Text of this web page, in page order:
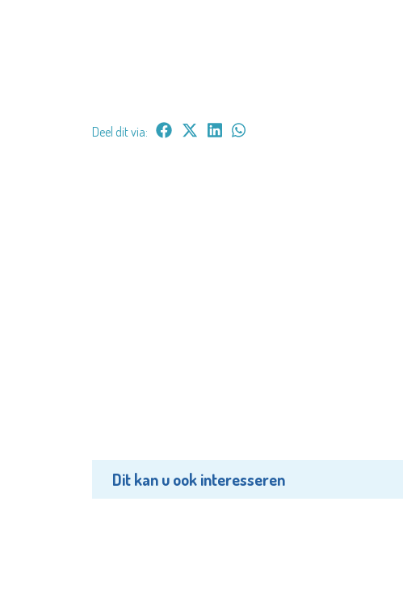
Deel dit via:
Dit kan u ook interesseren